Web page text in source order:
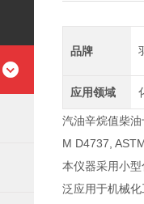
品牌
应用领域
汽油辛烷值柴
M D4737,
本仪器采用小
泛应用于机械